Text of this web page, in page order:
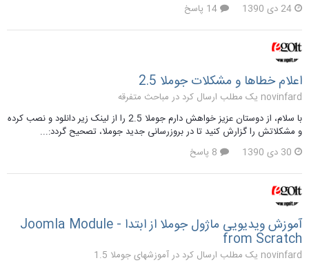
24 دی 1390
اعلام خطاها و مشکلات جوملا 2.5
novinfard یک مطلب ارسال کرد در
مباحث متفرقه
با سلام، از دوستان عزیز خواهش دارم جوملا 2.5 را از لینک زیر دانلود و نصب کرده
و مشکلاتش را گزارش کنید تا در بروزرسانی جدید جوملا، تصحیح گردد:...
30 دی 1390
آموزش ویدیویی ماژول جوملا از ابتدا - Joomla Module
from Scratch
novinfard یک مطلب ارسال کرد در
آموزشهای جوملا 1.5